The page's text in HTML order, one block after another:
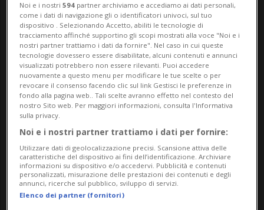
SIVIGLIA 2 anni
Sergio Rico parla del coma: «In
sogno ho visto mio padre, non
era il momento»
Noi e i nostri594 partner archiviamo e accediamo ai dati personali,
come i dati di navigazione gli o identificatori univoci, sul tuo
dispositivo . Selezionando Accetto, abiliti le tecnologie di
tracciamento affinché supportino gli scopi mostrati alla voce "Noi e i
nostri partner trattiamo i dati da fornire". Nel caso in cui queste
tecnologie dovessero essere disabilitate, alcuni contenuti e annunci
visualizzati potrebbero non essere rilevanti. Puoi accedere
nuovamente a questo menu per modificare le tue scelte o per
revocare il consenso facendo clic sul link Gestisci le preferenze in
fondo alla pagina web.. Tali scelte avranno effetto nel contesto del
nostro Sito web. Per maggiori informazioni, consulta l'Informativa
sulla privacy.
Noi e i nostri partner trattiamo i dati per fornire:
Utilizzare dati di geolocalizzazione precisi. Scansione attiva delle
caratteristiche del dispositivo ai fini dell’identificazione. Archiviare
informazioni su dispositivo e/o accedervi. Pubblicità e contenuti
personalizzati, misurazione delle prestazioni dei contenuti e degli
annunci, ricerche sul pubblico, sviluppo di servizi.
Elenco dei partner (fornitori)